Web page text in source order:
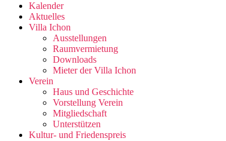
Kalender
Aktuelles
Villa Ichon
Ausstellungen
Raumvermietung
Downloads
Mieter der Villa Ichon
Verein
Haus und Geschichte
Vorstellung Verein
Mitgliedschaft
Unterstützen
Kultur- und Friedenspreis